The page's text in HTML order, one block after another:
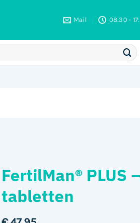
Mail 08:30 -
FertilMan® PLUS
tabletten